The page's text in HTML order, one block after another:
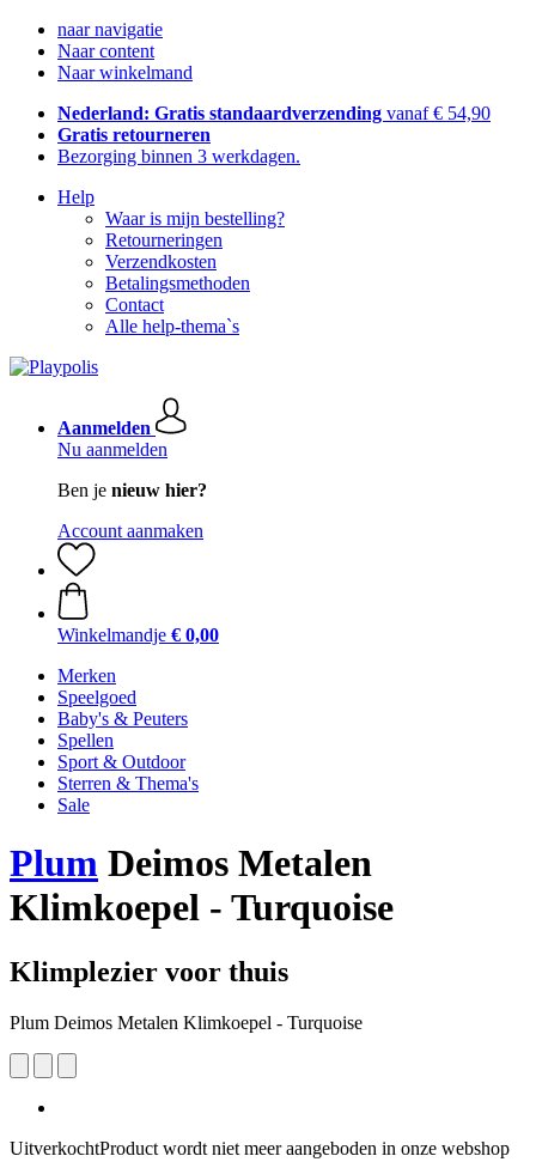
naar navigatie
Naar content
Naar winkelmand
Nederland: Gratis standaardverzending vanaf € 54,90
Gratis retourneren
Bezorging binnen 3 werkdagen.
Help
Waar is mijn bestelling?
Retourneringen
Verzendkosten
Betalingsmethoden
Contact
Alle help-thema`s
Aanmelden
Nu aanmelden
Ben je nieuw hier?
Account aanmaken
Winkelmandje € 0,00
Merken
Speelgoed
Baby's & Peuters
Spellen
Sport & Outdoor
Sterren & Thema's
Sale
Plum Deimos Metalen
Klimkoepel - Turquoise
Klimplezier voor thuis
Plum Deimos Metalen Klimkoepel - Turquoise
UitverkochtProduct wordt niet meer aangeboden in onze webshop